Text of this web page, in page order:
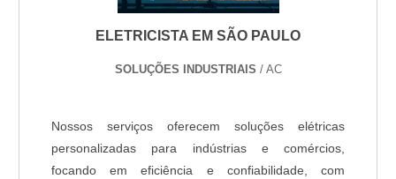
ELETRICISTA EM SÃO PAULO
SOLUÇÕES INDUSTRIAIS / AC
Nossos serviços oferecem soluções elétricas
personalizadas para indústrias e comércios,
focando em eficiência e confiabilidade, com